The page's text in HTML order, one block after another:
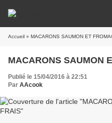
Accueil » MACARONS SAUMON ET
MACARONS SAUMON
Publié le 15/04/2016 à 22:51
Par AAcook